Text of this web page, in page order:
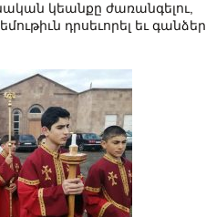
կեանքը ժառանգելու,
դրսեւորել եւ գանձեր